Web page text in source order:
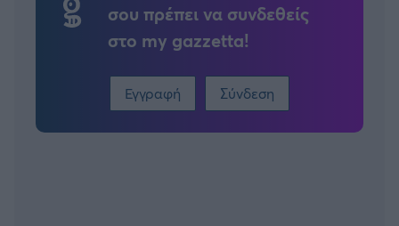
σου πρέπει να συνδεθείς
στο my gazzetta!
Εγγραφή Σύνδεση